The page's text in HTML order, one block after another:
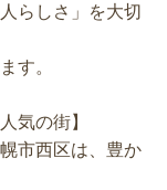
らしさ」を大切
す。
気の街】
市西区は、豊か